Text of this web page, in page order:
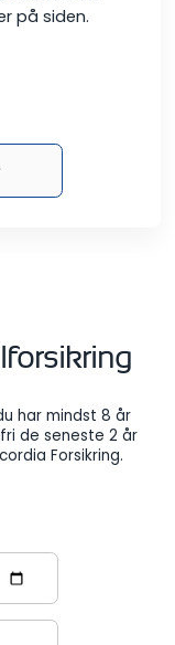
på siden.
har mindst 8 år
de seneste 2 år
Forsikring.